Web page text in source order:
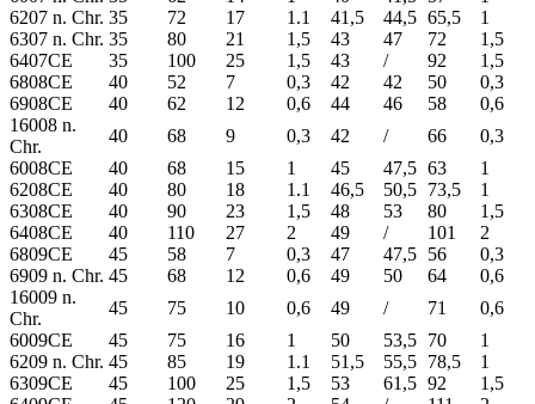
6207 n. Chr. 35 72 17 1.1 41,5 44,5 65,5
1
6307 n. Chr. 35 80 21 1,5 43 47 72
1,5
6407CE
35 100 25 1,5 43 / 92
1,5
6808CE
40 52 7 0,3 42 42 50
0,3
6908CE
40 62 12 0,6 44 46 58
0,6
16008 n.
Chr.
40 68 9 0,3 42 / 66
0,3
6008CE
40 68 15 1 45 47,5 63
1
6208CE
40 80 18 1.1 46,5 50,5 73,5
1
6308CE
40 90 23 1,5 48 53 80
1,5
6408CE
40 110 27 2 49 / 101
2
6809CE
45 58 7 0,3 47 47,5 56
0,3
6909 n. Chr. 45 68 12 0,6 49 50 64
0,6
16009 n.
Chr.
45 75 10 0,6 49 / 71
0,6
6009CE
45 75 16 1 50 53,5 70
1
6209 n. Chr. 45 85 19 1.1 51,5 55,5 78,5
1
6309CE
45 100 25 1,5 53 61,5 92
1,5